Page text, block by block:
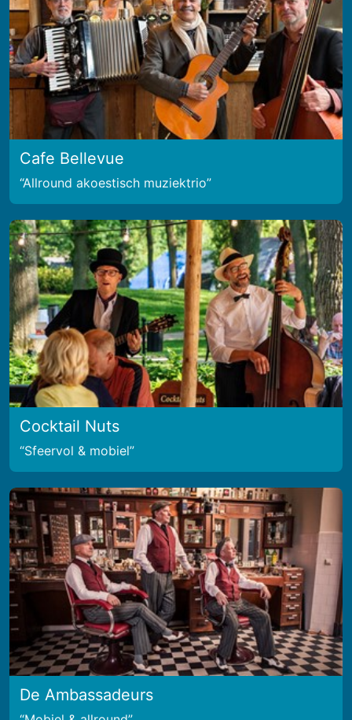
Cafe Bellevue
Allround akoestisch muziektrio
Cocktail Nuts
Sfeervol & mobiel
De Ambassadeurs